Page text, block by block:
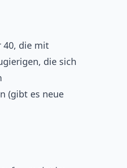
40, die mit
die sich
(gibt es neue